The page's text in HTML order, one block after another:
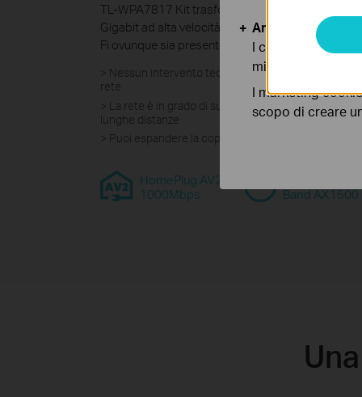
TL-WPA7817 Kit trasforma la tua rete elettrica in
Gigabit ad alta velocità, portando la connessione
Fi ovunque sia presente una presa elettrica.
> Nessun intervento tecnico invasivo per
rete
> La rete è in grado di superare ostacoli come muri
lunghe distanze
> Puoi espandere la copertura aggiungendo altre
HomePlug AV2
1000Mbps
Band AX1500
Analytics e
I cookies analitici
migliorarne le
I marketing
scopo di creare